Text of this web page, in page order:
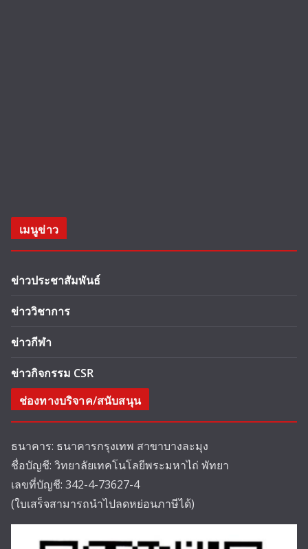
เมนูข่าว
ข่าวประชาสัมพันธ์
ข่าววิชาการ
ข่าวกีฬา
ข่าวกิจกรรม CSR
ช่องทางบริจาค/สนับสนุน
ธนาคาร: ธนาคารกรุงเทพ สาขาบางละมุง
ชื่อบัญชี: วิทยาลัยเทคโนโลยีพระมหาไถ่ พัทยา
เลขที่บัญชี: 342-4-73627-4
(ใบเสร็จสามารถนำไปลดหย่อนภาษีได้)